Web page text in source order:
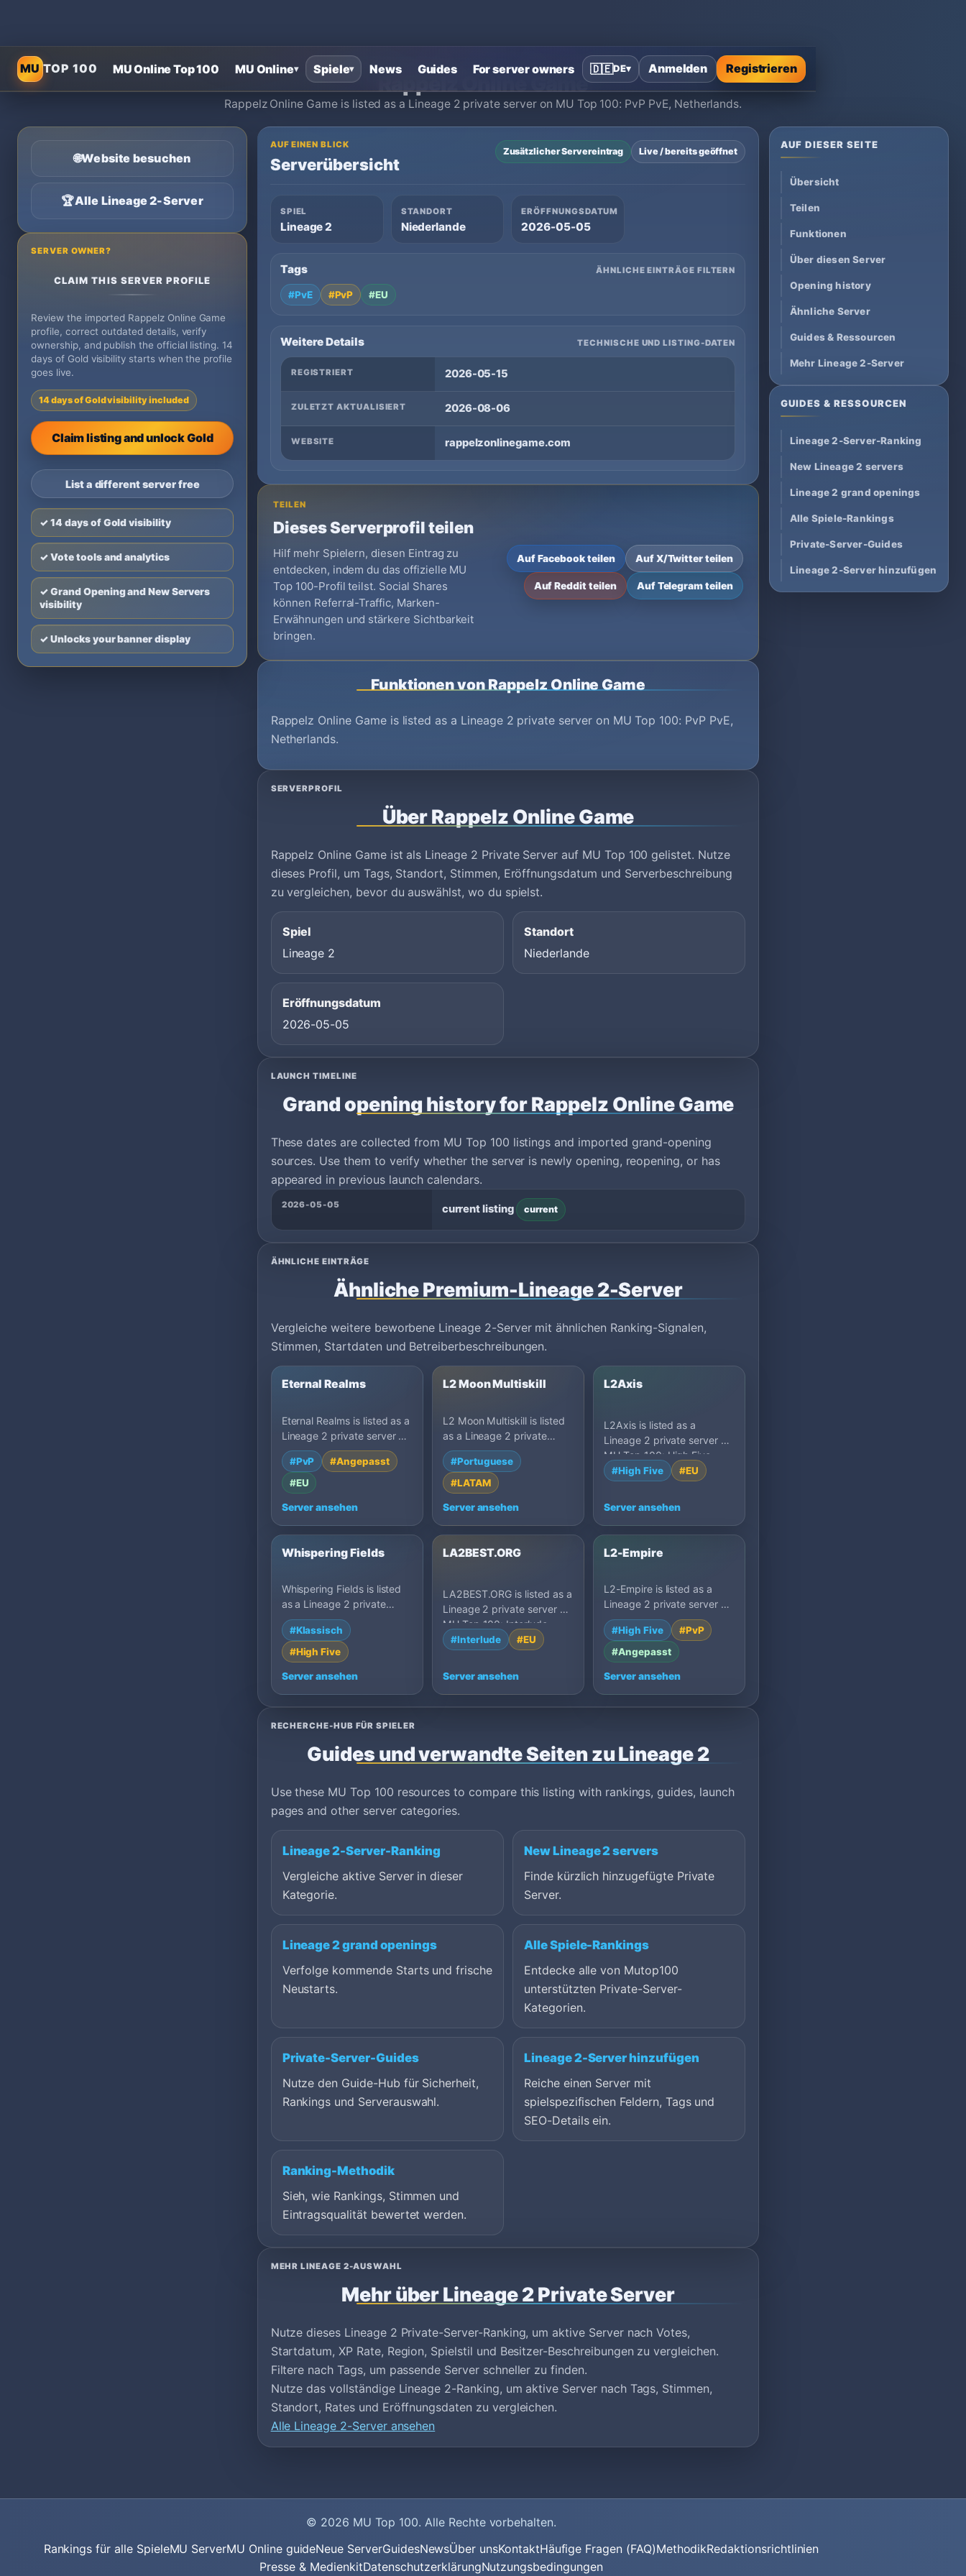
MUTOP 100 MU Online Top 100 MU Online▾ Spiele▾ News Guides For server owners 🇩🇪DE▾ Anmelden Registrieren
Startseite›Lineage 2 Private Server›Rappelz Online Game
Rappelz Online Game
Rappelz Online Game is listed as a Lineage 2 private server on MU Top 100: PvP PvE, Netherlands.
🌐Website besuchen
🏆Alle Lineage 2-Server
SERVER OWNER?
CLAIM THIS SERVER PROFILE
Review the imported Rappelz Online Game
profile, correct outdated details, verify
ownership, and publish the official listing. 14
days of Gold visibility starts when the profile
goes live.
14 days of Gold visibility included
Claim listing and unlock Gold
List a different server free
✓ 14 days of Gold visibility
✓ Vote tools and analytics
✓ Grand Opening and New Servers
visibility
✓ Unlocks your banner display
AUF EINEN BLICK
Serverübersicht
Zusätzlicher Servereintrag Live / bereits geöffnet
SPIEL
Lineage 2
STANDORT
Niederlande
ERÖFFNUNGSDATUM
2026-05-05
Tags ÄHNLICHE EINTRÄGE FILTERN
#PvE #PvP #EU
Weitere Details TECHNISCHE UND LISTING-DATEN
REGISTRIERT 2026-05-15
ZULETZT AKTUALISIERT 2026-08-06
WEBSITE rappelzonlinegame.com
TEILEN
Dieses Serverprofil teilen
Hilf mehr Spielern, diesen Eintrag zu
entdecken, indem du das offizielle MU
Top 100-Profil teilst. Social Shares
können Referral-Traffic, Marken-
Erwähnungen und stärkere Sichtbarkeit
bringen.
Auf Facebook teilen Auf X/Twitter teilen
Auf Reddit teilen Auf Telegram teilen
Funktionen von Rappelz Online Game
Rappelz Online Game is listed as a Lineage 2 private server on MU Top 100: PvP PvE,
Netherlands.
SERVERPROFIL
Über Rappelz Online Game
Rappelz Online Game ist als Lineage 2 Private Server auf MU Top 100 gelistet. Nutze
dieses Profil, um Tags, Standort, Stimmen, Eröffnungsdatum und Serverbeschreibung
zu vergleichen, bevor du auswählst, wo du spielst.
Spiel
Lineage 2
Standort
Niederlande
Eröffnungsdatum
2026-05-05
LAUNCH TIMELINE
Grand opening history for Rappelz Online Game
These dates are collected from MU Top 100 listings and imported grand-opening
sources. Use them to verify whether the server is newly opening, reopening, or has
appeared in previous launch calendars.
2026-05-05 current listing current
ÄHNLICHE EINTRÄGE
Ähnliche Premium-Lineage 2-Server
Vergleiche weitere beworbene Lineage 2-Server mit ähnlichen Ranking-Signalen,
Stimmen, Startdaten und Betreiberbeschreibungen.
Eternal Realms
Eternal Realms is listed as a
Lineage 2 private server on
MU Top 100: Rise Of
Darkness, Germany.
#PvP
#Angepasst
#EU
Server ansehen
L2 Moon Multiskill
L2 Moon Multiskill is listed
as a Lineage 2 private
server on MU Top 100: C6,
Brazil.
#Portuguese
#LATAM
Server ansehen
L2Axis
L2Axis is listed as a
Lineage 2 private server on
MU Top 100: High Five,
Germany.
#High Five #EU
Server ansehen
Whispering Fields
Whispering Fields is listed
as a Lineage 2 private
server on MU Top 100: H5,
Hungary.
#Klassisch
#High Five
Server ansehen
LA2BEST.ORG
LA2BEST.ORG is listed as a
Lineage 2 private server on
MU Top 100: Interlude,
Germany.
#Interlude #EU
Server ansehen
L2-Empire
L2-Empire is listed as a
Lineage 2 private server on
MU Top 100: High Five,
Cambodia.
#High Five
#PvP
#Angepasst
Server ansehen
RECHERCHE-HUB FÜR SPIELER
Guides und verwandte Seiten zu Lineage 2
Use these MU Top 100 resources to compare this listing with rankings, guides, launch
pages and other server categories.
Lineage 2-Server-Ranking
Vergleiche aktive Server in dieser
Kategorie.
New Lineage 2 servers
Finde kürzlich hinzugefügte Private
Server.
Lineage 2 grand openings
Verfolge kommende Starts und frische
Neustarts.
Alle Spiele-Rankings
Entdecke alle von Mutop100
unterstützten Private-Server-
Kategorien.
Private-Server-Guides
Nutze den Guide-Hub für Sicherheit,
Rankings und Serverauswahl.
Lineage 2-Server hinzufügen
Reiche einen Server mit
spielspezifischen Feldern, Tags und
SEO-Details ein.
Ranking-Methodik
Sieh, wie Rankings, Stimmen und
Eintragsqualität bewertet werden.
MEHR LINEAGE 2-AUSWAHL
Mehr über Lineage 2 Private Server
Nutze dieses Lineage 2 Private-Server-Ranking, um aktive Server nach Votes,
Startdatum, XP Rate, Region, Spielstil und Besitzer-Beschreibungen zu vergleichen.
Filtere nach Tags, um passende Server schneller zu finden.
Nutze das vollständige Lineage 2-Ranking, um aktive Server nach Tags, Stimmen,
Standort, Rates und Eröffnungsdaten zu vergleichen.
Alle Lineage 2-Server ansehen
AUF DIESER SEITE
Übersicht
Teilen
Funktionen
Über diesen Server
Opening history
Ähnliche Server
Guides & Ressourcen
Mehr Lineage 2-Server
GUIDES & RESSOURCEN
Lineage 2-Server-Ranking
New Lineage 2 servers
Lineage 2 grand openings
Alle Spiele-Rankings
Private-Server-Guides
Lineage 2-Server hinzufügen
© 2026 MU Top 100. Alle Rechte vorbehalten.
Rankings für alle SpieleMU ServerMU Online guideNeue ServerGuidesNewsÜber unsKontaktHäufige Fragen (FAQ)MethodikRedaktionsrichtlinien
Presse & MedienkitDatenschutzerklärungNutzungsbedingungen